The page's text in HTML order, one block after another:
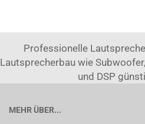
Professionelle
Lautsprecherbau wie
und DSP
MEHR ÜBER...